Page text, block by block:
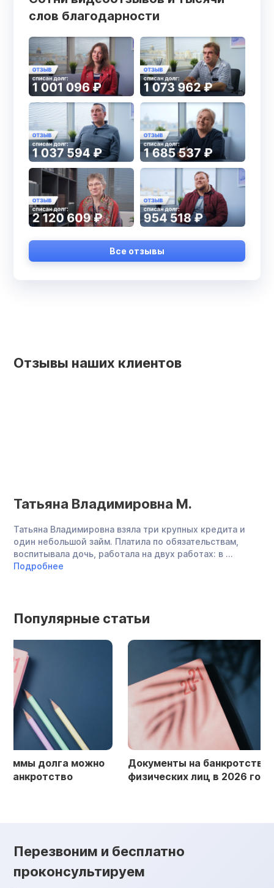
слов благодарности
Все отзывы
Отзывы наших клиентов
Татьяна Владимировна М.
Татьяна Владимировна взяла три крупных кредита и
один небольшой займ. Платила по обязательствам,
воспитывала дочь, работала на двух работах: в ...
Подробнее
Популярные статьи
Документы на банкротство
физических лиц в 2026 году
Списание
банкротство
Перезвоним и бесплатно
проконсультируем